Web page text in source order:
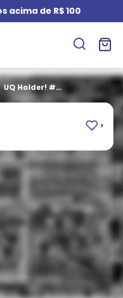
acima de R$ 100
UQ Holder! #